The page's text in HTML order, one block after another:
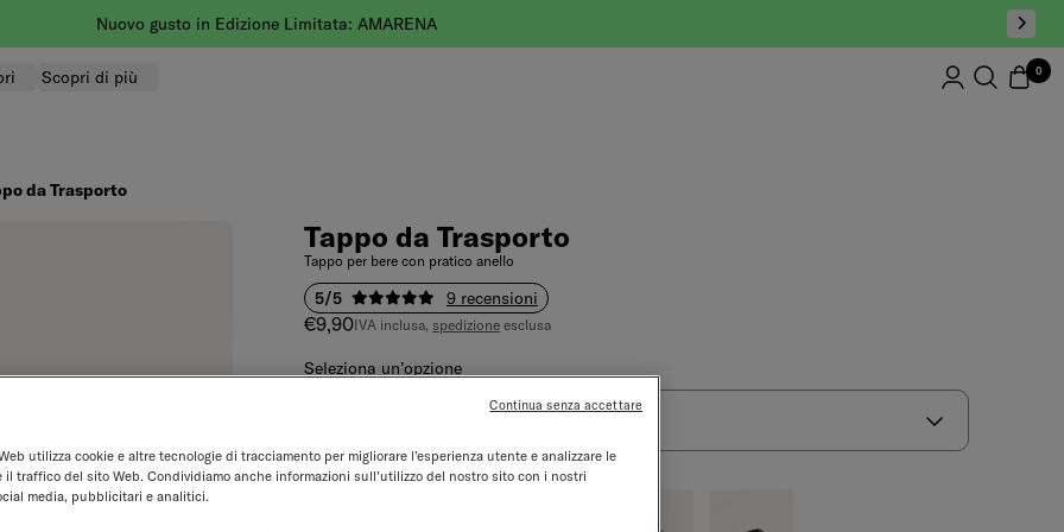
Nuovo gusto in Edizione Limitata: AMARENA
Scopri di più 0
da Trasporto
Tappo da Trasporto
Tappo per bere con pratico anello
5/5 9 recensioni
Prezzo di vendita
€9,90IVA inclusa, spedizione esclusa
Seleziona un’opzione
Colore: viola
utilizza cookie e altre tecnologie di tracciamento per migliorare l’esperienza utente e analizzare le
il traffico del sito Web. Condividiamo anche informazioni sull’utilizzo del nostro sito con i nostri
media, pubblicitari e analitici.
Continua senza accettare